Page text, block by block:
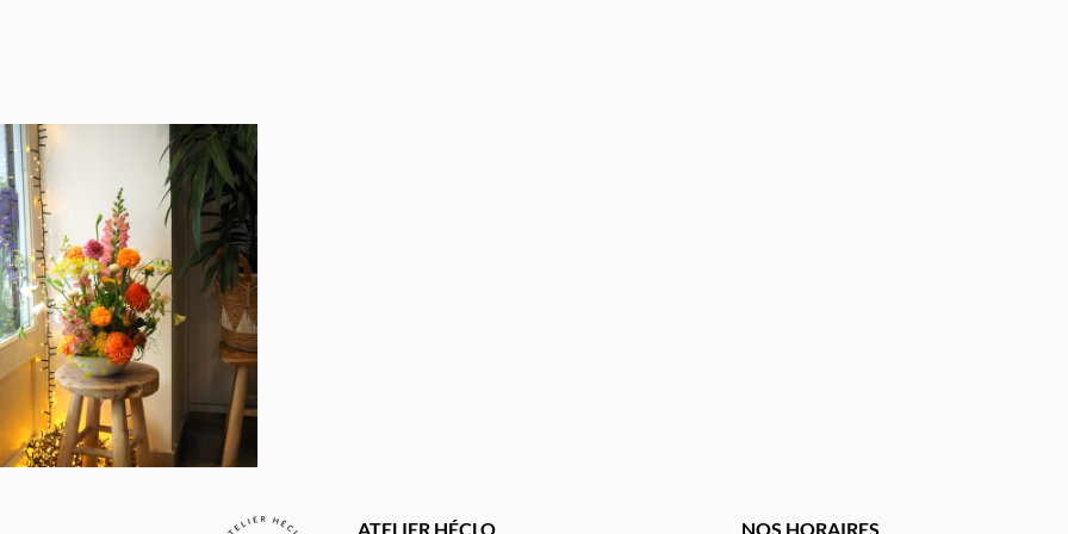
ATELIER HÉCLO NOS HORAIRES